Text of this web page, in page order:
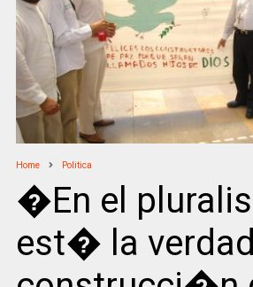
Home Politica
�En el
est� la